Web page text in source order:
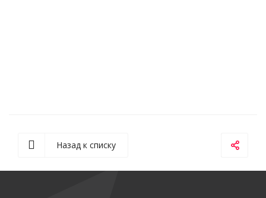
Назад к списку